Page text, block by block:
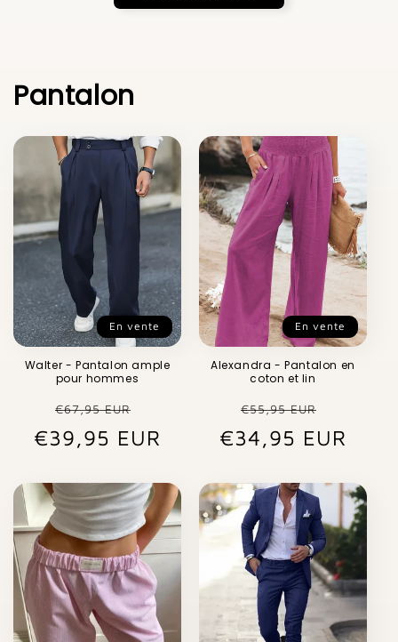
Pantalon
En vente
Walter - Pantalon ample
pour hommes
Prix
habituel
€67,95 EUR
promotionnel
€39,95 EUR
En vente
Alexandra - Pantalon en
coton et lin
Prix
habituel
€55,95 EUR
€34,95 EUR